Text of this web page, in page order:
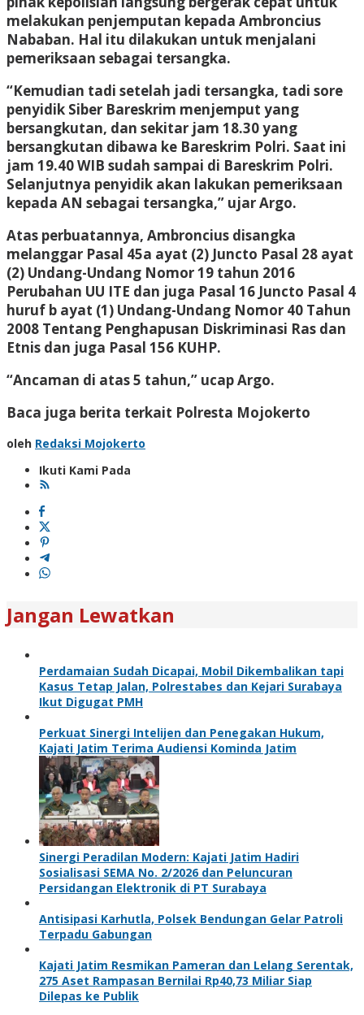
melakukan penjemputan kepada Ambroncius
Nababan. Hal itu dilakukan untuk menjalani
pemeriksaan sebagai tersangka.
“Kemudian tadi setelah jadi tersangka, tadi sore
penyidik Siber Bareskrim menjemput yang
bersangkutan, dan sekitar jam 18.30 yang
bersangkutan dibawa ke Bareskrim Polri. Saat ini
jam 19.40 WIB sudah sampai di Bareskrim Polri.
Selanjutnya penyidik akan lakukan pemeriksaan
kepada AN sebagai tersangka,” ujar Argo.
Atas perbuatannya, Ambroncius disangka
melanggar Pasal 45a ayat (2) Juncto Pasal 28 ayat
(2) Undang-Undang Nomor 19 tahun 2016
Perubahan UU ITE dan juga Pasal 16 Juncto Pasal 4
huruf b ayat (1) Undang-Undang Nomor 40 Tahun
2008 Tentang Penghapusan Diskriminasi Ras dan
Etnis dan juga Pasal 156 KUHP.
“Ancaman di atas 5 tahun,” ucap Argo.
Baca juga berita terkait Polresta Mojokerto
oleh Redaksi Mojokerto
Ikuti Kami Pada
Jangan Lewatkan
Perdamaian Sudah Dicapai, Mobil Dikembalikan tapi
Kasus Tetap Jalan, Polrestabes dan Kejari Surabaya
Ikut Digugat PMH
Perkuat Sinergi Intelijen dan Penegakan Hukum,
Kajati Jatim Terima Audiensi Kominda Jatim
Sinergi Peradilan Modern: Kajati Jatim Hadiri
Sosialisasi SEMA No. 2/2026 dan Peluncuran
Persidangan Elektronik di PT Surabaya
Antisipasi Karhutla, Polsek Bendungan Gelar Patroli
Terpadu Gabungan
Kajati Jatim Resmikan Pameran dan Lelang Serentak,
275 Aset Rampasan Bernilai Rp40,73 Miliar Siap
Dilepas ke Publik